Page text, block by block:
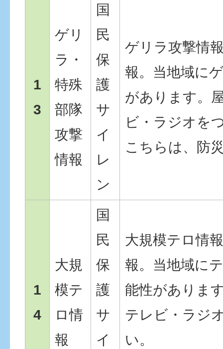
1
3
ゲリ
ラ・
特殊
部隊
攻撃
情報
国
民
保
護
サ
イ
レ
ン
ゲリラ攻撃情
報。当地域に
があります。
ビ・ラジオを
こちらは、防
1
4
大規
模テ
ロ情
報
国
民
保
護
サ
イ
大規模テロ情
報。当地域に
能性がありま
テレビ・ラジ
い。